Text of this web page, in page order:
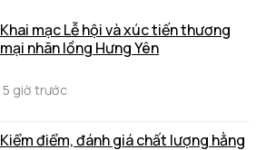
Khai mạc Lễ hội và xúc tiến thương
mại nhãn lồng Hưng Yên
5 giờ trước
Kiểm điểm, đánh giá chất lượng hằng